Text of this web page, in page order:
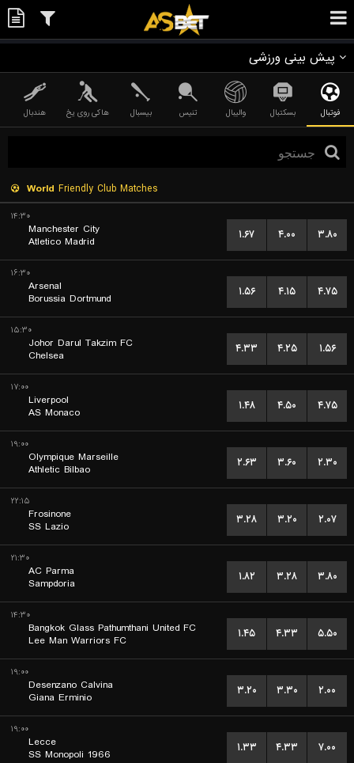
پیش بینی ورزشی
فوتبال بسکتبال والیبال تنیس بیسبال هاکی روی یخ هندبال
World Friendly Club Matches
۱۴:۳۰
Manchester City
Atletico Madrid
۱.۶۷ ۴.۰۰ ۳.۸۰
۱۶:۳۰
Arsenal
Borussia Dortmund
۱.۵۶ ۴.۱۵ ۴.۷۵
۱۵:۳۰
Johor Darul Takzim FC
Chelsea
۴.۳۳ ۴.۲۵ ۱.۵۶
۱۷:۰۰
Liverpool
AS Monaco
۱.۴۸ ۴.۵۰ ۴.۷۵
۱۹:۰۰
Olympique Marseille
Athletic Bilbao
۲.۶۳ ۳.۶۰ ۲.۳۰
۲۲:۱۵
Frosinone
SS Lazio
۳.۲۸ ۳.۲۰ ۲.۰۷
۲۱:۳۰
AC Parma
Sampdoria
۱.۸۲ ۳.۲۸ ۳.۸۰
۱۴:۳۰
Bangkok Glass Pathumthani United FC
Lee Man Warriors FC
۱.۴۵ ۴.۳۳ ۵.۵۰
۱۹:۰۰
Desenzano Calvina
Giana Erminio
۳.۲۰ ۳.۳۰ ۲.۰۰
۱۹:۰۰
Lecce
SS Monopoli 1966
۱.۳۳ ۴.۳۳ ۷.۰۰